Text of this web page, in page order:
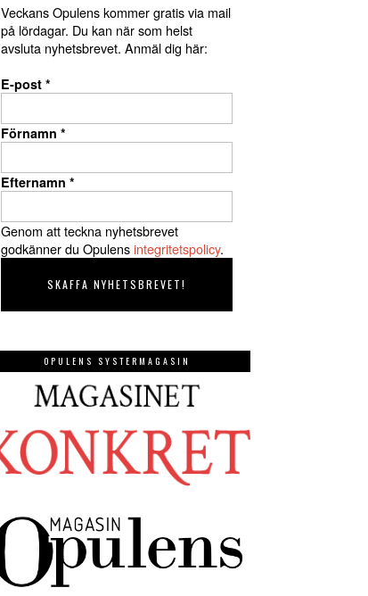
Veckans Opulens kommer gratis via mail
på lördagar. Du kan när som helst
avsluta nyhetsbrevet. Anmäl dig här:
E-post *
Förnamn *
Efternamn *
Genom att teckna nyhetsbrevet
godkänner du Opulensintegritetspolicy.
OPULENS SYSTERMAGASIN